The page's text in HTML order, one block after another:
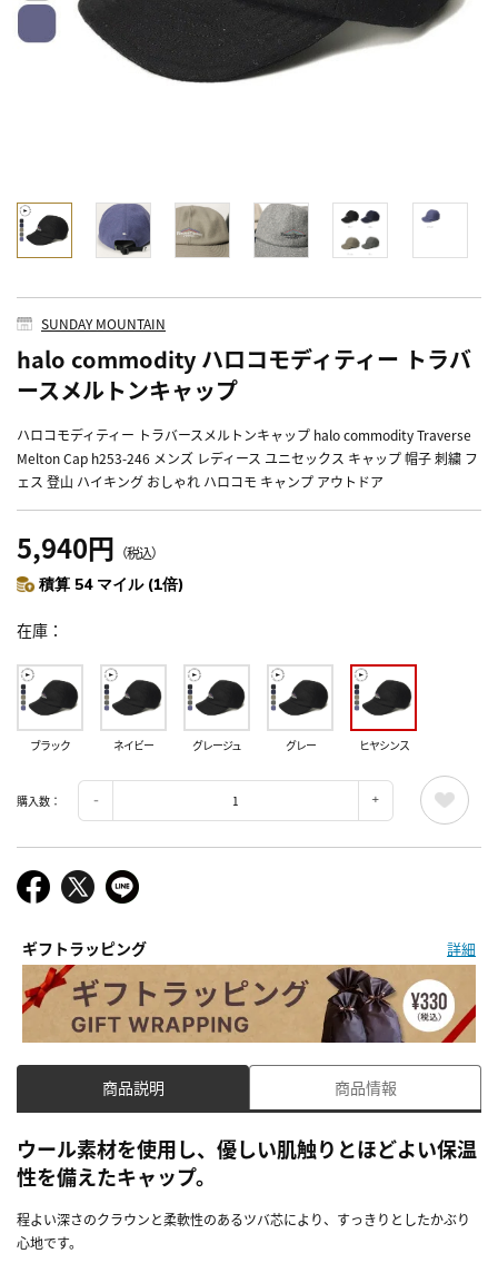
SUNDAY MOUNTAIN
halo commodity ハロコモディティー トラバ
ースメルトンキャップ
ハロコモディティー トラバースメルトンキャップ halo commodity Traverse
Melton Cap h253-246 メンズ レディース ユニセックス キャップ 帽子 刺繍 フ
ェス 登山 ハイキング おしゃれ ハロコモ キャンプ アウトドア
5,940円 （税込）
積算 54 マイル (1倍)
在庫
ブラック ネイビー グレージュ グレー ヒヤシンス
購入数：
ギフトラッピング 詳細
商品説明 商品情報
ウール素材を使用し、優しい肌触りとほどよい保温
性を備えたキャップ。
程よい深さのクラウンと柔軟性のあるツバ芯により、すっきりとしたかぶり
心地です。